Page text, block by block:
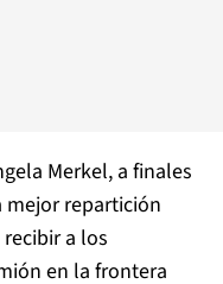
Merkel, a finales
mejor repartición
a los
en la frontera